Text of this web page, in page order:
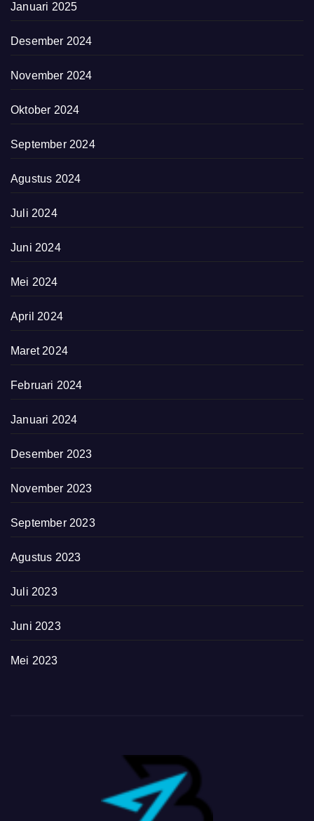
Januari 2025
Desember 2024
November 2024
Oktober 2024
September 2024
Agustus 2024
Juli 2024
Juni 2024
Mei 2024
April 2024
Maret 2024
Februari 2024
Januari 2024
Desember 2023
November 2023
September 2023
Agustus 2023
Juli 2023
Juni 2023
Mei 2023